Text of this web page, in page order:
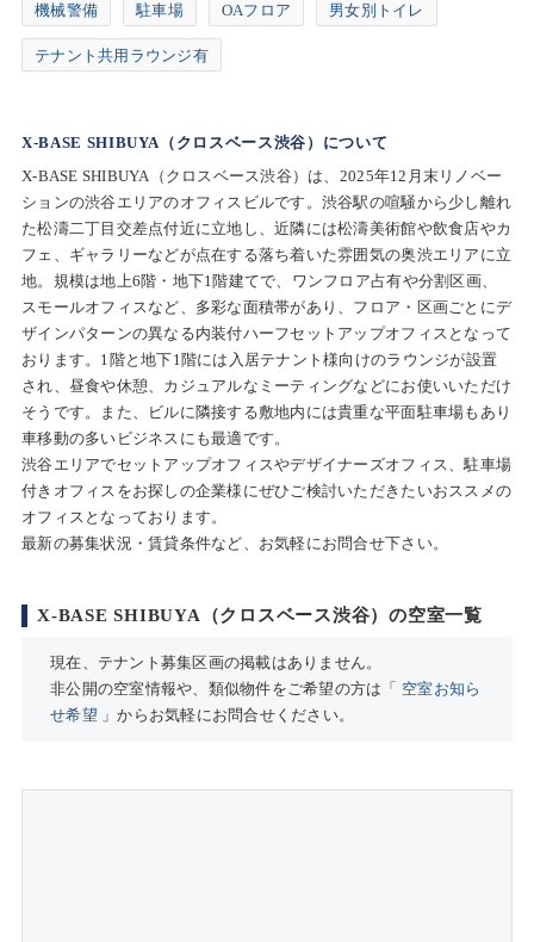
機械警備 駐車場 OAフロア 男女別トイレ
テナント共用ラウンジ有
X-BASE SHIBUYA（クロスベース渋谷）について
X-BASE SHIBUYA（クロスベース渋谷）は、2025年12月末リノベー
ションの渋谷エリアのオフィスビルです。渋谷駅の喧騒から少し離れ
た松濤二丁目交差点付近に立地し、近隣には松濤美術館や飲食店やカ
フェ、ギャラリーなどが点在する落ち着いた雰囲気の奥渋エリアに立
地。規模は地上6階・地下1階建てで、ワンフロア占有や分割区画、
スモールオフィスなど、多彩な面積帯があり、フロア・区画ごとにデ
ザインパターンの異なる内装付ハーフセットアップオフィスとなって
おります。1階と地下1階には入居テナント様向けのラウンジが設置
され、昼食や休憩、カジュアルなミーティングなどにお使いいただけ
そうです。また、ビルに隣接する敷地内には貴重な平面駐車場もあり
車移動の多いビジネスにも最適です。
渋谷エリアでセットアップオフィスやデザイナーズオフィス、駐車場
付きオフィスをお探しの企業様にぜひご検討いただきたいおススメの
オフィスとなっております。
最新の募集状況・賃貸条件など、お気軽にお問合せ下さい。
X-BASE SHIBUYA（クロスベース渋谷）の空室一覧
現在、テナント募集区画の掲載はありません。
非公開の空室情報や、類似物件をご希望の方は「 空室お知ら
せ希望 」からお気軽にお問合せください。